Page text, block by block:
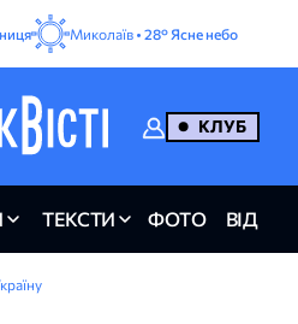
Миколаїв • 28° Ясне небо
КЛУБ
ТЕКСТИ ФОТО ВІДЕО